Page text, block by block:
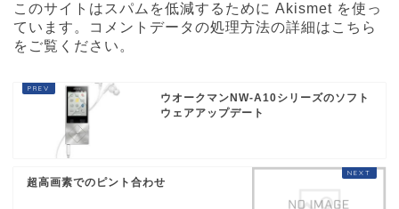
このサイトはスパムを低減するために Akismet を使っ
ています。
コメントデータの処理方法の詳細はこちら
をご覧ください 。
ウオークマンNW-A10シリーズのソフト
ウェアアップデート
超高画素でのピント合わせ